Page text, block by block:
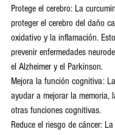
Protege el cerebro: La
proteger el cerebro del daño
oxidativo y la inflamación.
prevenir enfermedades
el Alzheimer y el Parkinson.
Mejora la función cognitiva:
ayudar a mejorar la memoria,
otras funciones cognitivas.
Reduce el riesgo de cáncer: